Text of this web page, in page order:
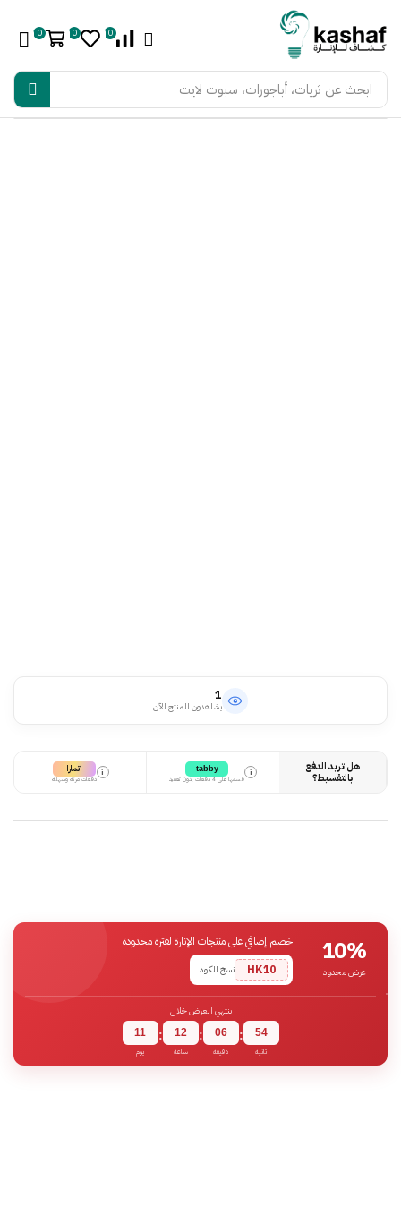
ابحث عن ثريات، أباجورات، سبوت لايت
0
0
0
1
يشاهدون المنتج الآن
هل تريد الدفع
بالتقسيط؟
i
tabby
قسمها على 4 دفعات بدون تعقيد
i تمارا
دفعات مرنة وسهلة
10%
عرض محدود
خصم إضافي على منتجات الإنارة لفترة محدودة
HK10
نسخ الكود
ينتهي العرض خلال
11
يوم
: 12
ساعة
: 06
دقيقة
: 54
ثانية